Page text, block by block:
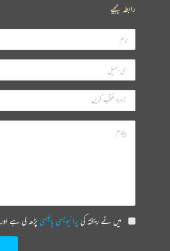
رابطہ کیجیے
میں نے ریختہ کیپرائیویسی پالیسیپڑھ لی ہے